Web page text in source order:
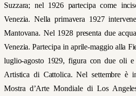
Suzzara; nel 1926 partecipa come
Venezia. Nella primavera 1927
Mantovana. Nel 1928 presenta due
Venezia. Partecipa in aprile-maggio alla
luglio-agosto 1929, figura con due oli e
Artistica di Cattolica. Nel settembre è
Mostra d’Arte Mondiale di Los